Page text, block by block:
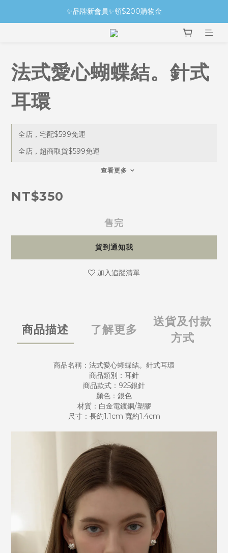
✨品牌新會員✨領$200購物金
法式愛心蝴蝶結。針式
耳環
全店，宅配$599免運
全店，超商取貨$599免運
查看更多
NT$350
售完
貨到通知我
加入追蹤清單
商品描述 了解更多
送貨及付款
方式
商品名稱：法式愛心蝴蝶結。針式耳環
商品類別：耳針
商品款式：925銀針
顏色：銀色
材質：白金電鍍銅/塑膠
尺寸：長約1.1cm 寬約1.4cm